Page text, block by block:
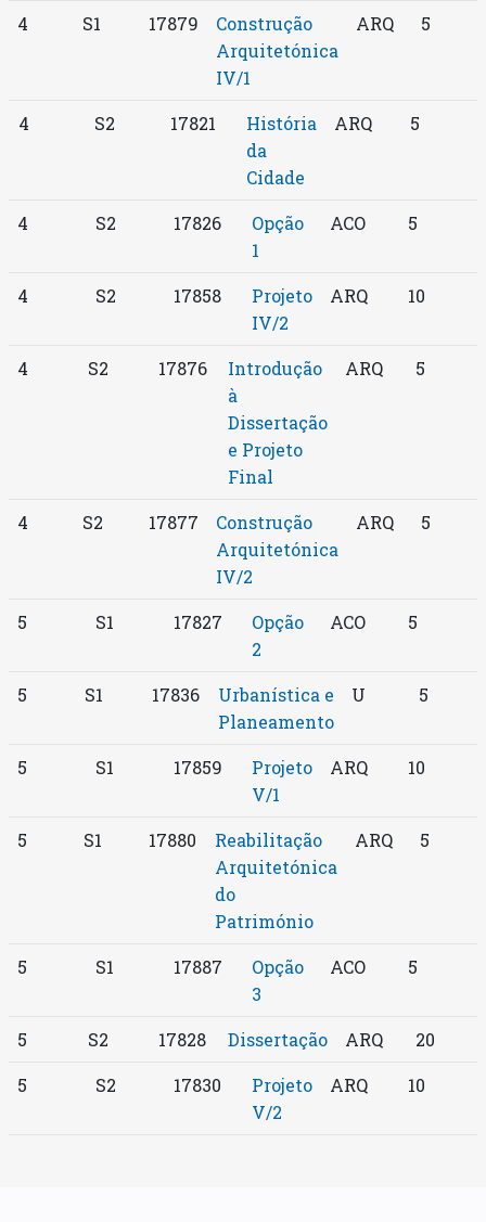
4 S1 17879
Construção
Arquitetónica
IV/1
ARQ 5
4 S2 17821
História
da
Cidade
ARQ 5
4 S2 17826
Opção
1
ACO 5
4 S2 17858
Projeto
IV/2
ARQ 10
4 S2 17876
Introdução
à
Dissertação
e Projeto
Final
ARQ 5
4 S2 17877
Construção
Arquitetónica
IV/2
ARQ 5
5 S1 17827
Opção
2
ACO 5
5 S1 17836
Urbanística e
Planeamento
U 5
5 S1 17859
Projeto
V/1
ARQ 10
5 S1 17880
Reabilitação
Arquitetónica
do
Património
ARQ 5
5 S1 17887
Opção
3
ACO 5
5 S2 17828 Dissertação ARQ
20
5
S2 17830
Projeto
V/2
ARQ 10